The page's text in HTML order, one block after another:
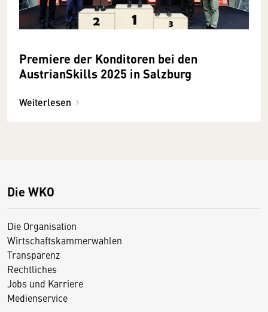
Premiere der Konditoren bei den
AustrianSkills 2025 in Salzburg
Weiterlesen
Die WKO
Die Organisation
Wirtschaftskammerwahlen
Transparenz
Rechtliches
Jobs und Karriere
Medienservice